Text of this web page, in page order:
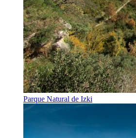
Parque Natural de Izki